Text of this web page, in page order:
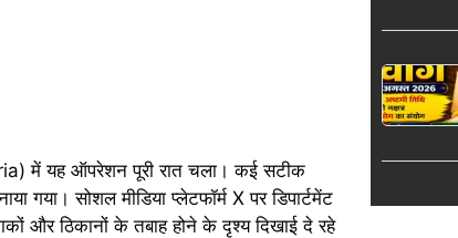
में यह ऑपरेशन पूरी रात चला। कई सटीक
गया। सोशल मीडिया प्लेटफॉर्म X पर डिपार्टमेंट
और ठिकानों के तबाह होने के दृश्य दिखाई दे रहे